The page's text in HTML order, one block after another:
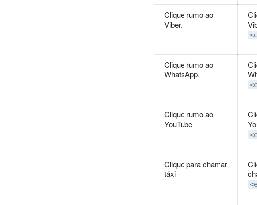
Clique rumo ao
Viber.
Clique rumo ao
WhatsApp.
Clique rumo ao
YouTube
Clique para chamar
táxi